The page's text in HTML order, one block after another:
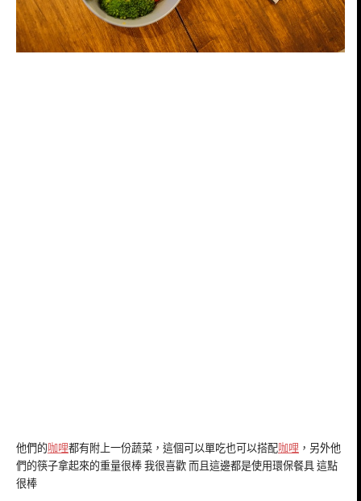
他們的咖哩都有附上一份蔬菜，這個可以單吃也可以搭配咖哩 ，另外他
們的筷子拿起來的重量很棒 我很喜歡 而且這邊都是使用環保餐具 這點
很棒